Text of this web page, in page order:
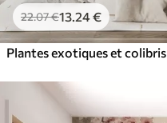
22.07€13 .24€
Plantes exotiques et colibris